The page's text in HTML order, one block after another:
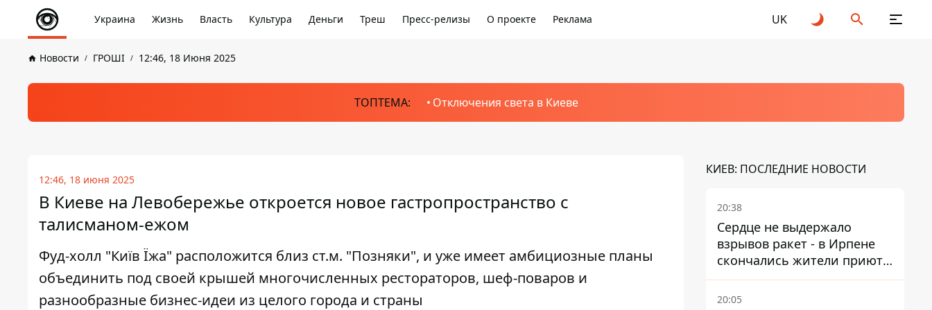
Украина Жизнь Власть Культура Деньги Треш Пресс-релизы О проекте Реклама UK
Новости ГРОШІ 12:46, 18 Июня 2025
ТОПТЕМА: Отключения света в Киеве
12:46, 18 июня 2025
В Киеве на Левобережье откроется новое гастропространство с
талисманом-ежом
Фуд-холл "Київ Їжа" расположится близ ст.м. "Позняки", и уже имеет амбициозные планы
объединить под своей крышей многочисленных рестораторов, шеф-поваров и
разнообразные бизнес-идеи из целого города и страны
КИЕВ: ПОСЛЕДНИЕ НОВОСТИ
20:38
Сердце не выдержало
взрывов ракет - в Ирпене
скончались жители приюта
для собак с инвалидностью
20:05